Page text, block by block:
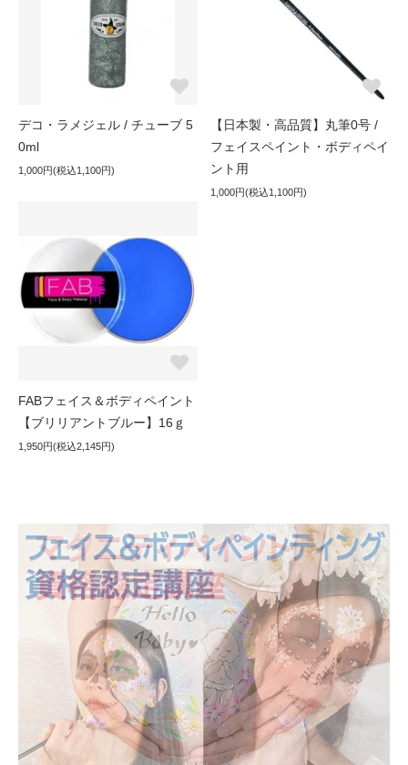
デコ・ラメジェル / チューブ 5
0ml
1,000円(税込1,100円)
【日本製・高品質】丸筆0号 /
フェイスペイント・ボディペイ
ント用
1,000円(税込1,100円)
FABフェイス＆ボディペイント
【ブリリアントブルー】16ｇ
1,950円(税込2,145円)